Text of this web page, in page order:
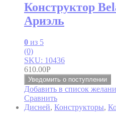
Конструктор
Ариэль
0 из 5
(0)
SKU: 10436
610.00Р
Уведомить о поступлении
Добавить в список
Сравнить
Дисней, Конструкторы,